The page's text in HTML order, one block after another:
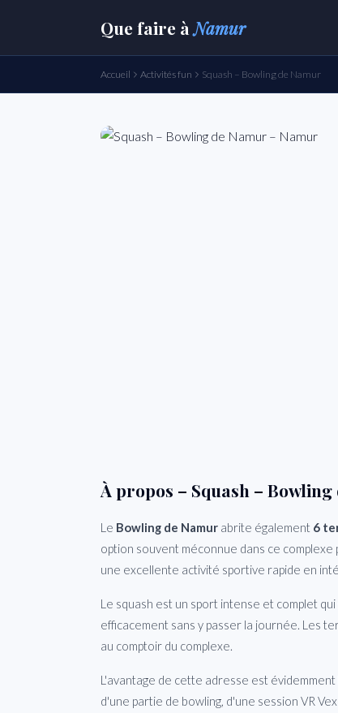
Que faire àNamur
Accueil Activités fun Squash – Bowling de Namur
À propos – Squash –
Le Bowling de Namur abrite également 6
option souvent méconnue dans ce
une excellente activité sportive rapide en
Le squash est un sport intense et complet
efficacement sans y passer la journée. Les
au comptoir du complexe.
L'avantage de cette adresse est
d'une partie de bowling, d'une session VR